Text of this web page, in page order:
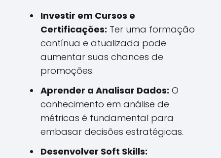
Investir em Cursos e
Certificações: Ter uma formação
contínua e atualizada pode
aumentar suas chances de
promoções.
Aprender a Analisar Dados: O
conhecimento em análise de
métricas é fundamental para
embasar decisões estratégicas.
Desenvolver Soft Skills: